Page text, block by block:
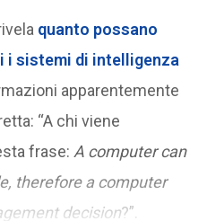
quanto possano
i sistemi di intelligenza
apparentemente
“A chi viene
frase: A computer can
therefore a computer
decision?”.